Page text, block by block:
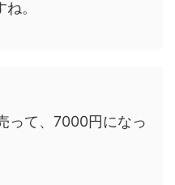
。
って、7000円になっ